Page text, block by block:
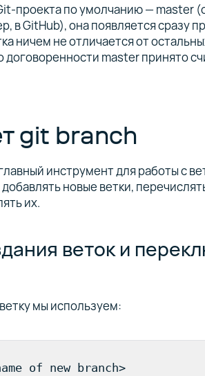
проекта по умолчанию — master
в GitHub), она появляется сразу
ничем не отличается от
master принято
git branch
инструмент для работы с
новые ветки,
их.
веток и
мы используем:
of new branch>